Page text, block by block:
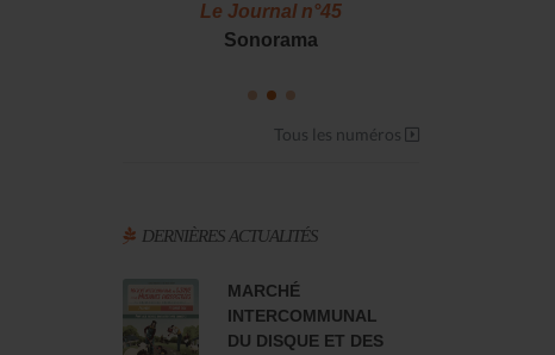
Le Journal n°45
Sonorama
Tous les numéros
DERNIÈRES ACTUALITÉS
MARCHÉ
INTERCOMMUNAL
DU DISQUE ET DES